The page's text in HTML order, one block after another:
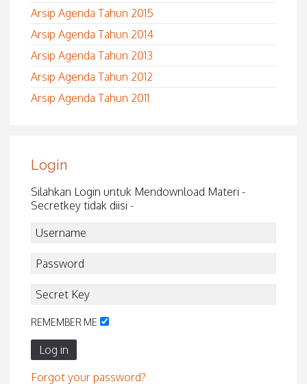
Arsip Agenda Tahun 2015
Arsip Agenda Tahun 2014
Arsip Agenda Tahun 2013
Arsip Agenda Tahun 2012
Arsip Agenda Tahun 2011
Login
Silahkan Login untuk Mendownload Materi -
Secretkey tidak diisi -
REMEMBER ME
Log in
Forgot your password?